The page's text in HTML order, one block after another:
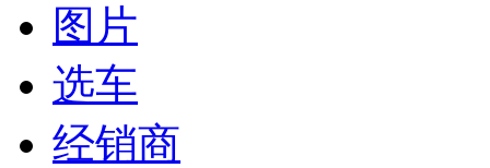
图片
选车
经销商